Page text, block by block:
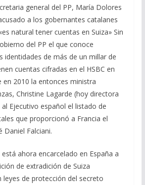
general del PP, María Dolores
a los gobernantes catalanes
natural tener cuentas en Suiza» Sin
del PP el que conoce
identidades de más de un millar de
cuentas cifradas en el HSBC en
en 2010 la entonces ministra
Christine Lagarde (hoy directora
Ejecutivo español el listado de
que proporcionó a Francia el
Falciani.
ahora encarcelado en España a
de extradición de Suiza
leyes de protección del secreto